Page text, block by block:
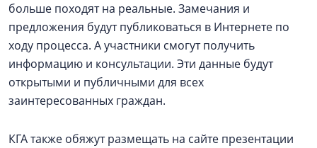
больше походят на реальные. Замечания и
предложения будут публиковаться в Интернете по
ходу процесса. А участники смогут получить
информацию и консультации. Эти данные будут
открытыми и публичными для всех
заинтересованных граждан.
КГА также обяжут размещать на сайте презентации